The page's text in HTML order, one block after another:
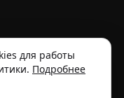
для работы
Подробнее